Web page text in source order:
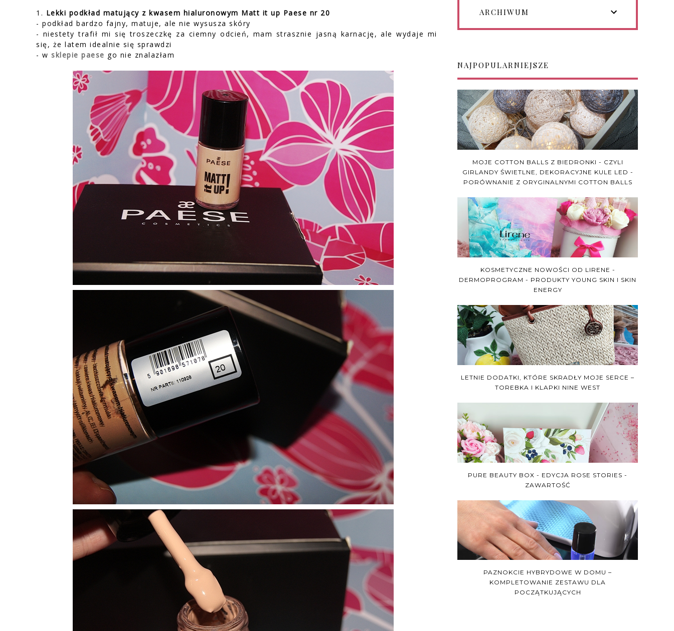
1. Lekki podkład matujący z kwasem hialuronowym Matt it up Paese nr 20
- podkład bardzo fajny, matuje, ale nie wysusza skóry
- niestety trafił mi się troszeczkę za ciemny odcień, mam strasznie jasną karnację, ale wydaje mi
się, że latem idealnie się sprawdzi
- w sklepie paese go nie znalazłam
ARCHIWUM
NAJPOPULARNIEJSZE
MOJE COTTON BALLS Z BIEDRONKI - CZYLI
GIRLANDY ŚWIETLNE, DEKORACYJNE KULE LED -
PORÓWNANIE Z ORYGINALNYMI COTTON BALLS
KOSMETYCZNE NOWOŚCI OD LIRENE -
DERMOPROGRAM - PRODUKTY YOUNG SKIN I SKIN
ENERGY
LETNIE DODATKI, KTÓRE SKRADŁY MOJE SERCE –
TOREBKA I KLAPKI NINE WEST
PURE BEAUTY BOX - EDYCJA ROSE STORIES -
ZAWARTOŚĆ
PAZNOKCIE HYBRYDOWE W DOMU –
KOMPLETOWANIE ZESTAWU DLA
POCZĄTKUJĄCYCH